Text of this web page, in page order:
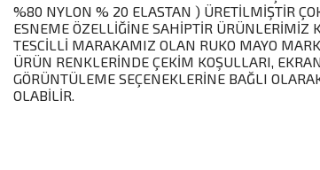
%80 NYLON % 20 ELASTAN ) ÜRETİLMİŞTİR
ESNEME ÖZELLİĞİNE SAHİPTİR ÜRÜNLERİMİZ
TESCİLLİ MARAKAMIZ OLAN RUKO MAYO
ÜRÜN RENKLERİNDE ÇEKİM KOŞULLARI,
GÖRÜNTÜLEME SEÇENEKLERİNE BAĞLI
OLABİLİR.